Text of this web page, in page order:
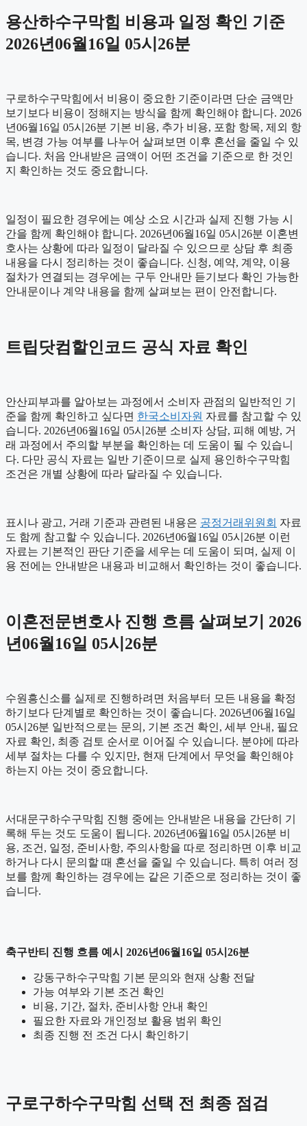
용산하수구막힘 비용과 일정 확인 기준
2026년06월16일 05시26분
구로하수구막힘에서 비용이 중요한 기준이라면 단순 금액만
보기보다 비용이 정해지는 방식을 함께 확인해야 합니다. 2026
년06월16일 05시26분 기본 비용, 추가 비용, 포함 항목, 제외 항
목, 변경 가능 여부를 나누어 살펴보면 이후 혼선을 줄일 수 있
습니다. 처음 안내받은 금액이 어떤 조건을 기준으로 한 것인
지 확인하는 것도 중요합니다.
일정이 필요한 경우에는 예상 소요 시간과 실제 진행 가능 시
간을 함께 확인해야 합니다. 2026년06월16일 05시26분 이혼변
호사는 상황에 따라 일정이 달라질 수 있으므로 상담 후 최종
내용을 다시 정리하는 것이 좋습니다. 신청, 예약, 계약, 이용
절차가 연결되는 경우에는 구두 안내만 듣기보다 확인 가능한
안내문이나 계약 내용을 함께 살펴보는 편이 안전합니다.
트립닷컴할인코드 공식 자료 확인
안산피부과를 알아보는 과정에서 소비자 관점의 일반적인 기
준을 함께 확인하고 싶다면 한국소비자원 자료를 참고할 수 있
습니다. 2026년06월16일 05시26분 소비자 상담, 피해 예방, 거
래 과정에서 주의할 부분을 확인하는 데 도움이 될 수 있습니
다. 다만 공식 자료는 일반 기준이므로 실제 용인하수구막힘
조건은 개별 상황에 따라 달라질 수 있습니다.
표시나 광고, 거래 기준과 관련된 내용은 공정거래위원회 자료
도 함께 참고할 수 있습니다. 2026년06월16일 05시26분 이런
자료는 기본적인 판단 기준을 세우는 데 도움이 되며, 실제 이
용 전에는 안내받은 내용과 비교해서 확인하는 것이 좋습니다.
이혼전문변호사 진행 흐름 살펴보기 2026
년06월16일 05시26분
수원흥신소를 실제로 진행하려면 처음부터 모든 내용을 확정
하기보다 단계별로 확인하는 것이 좋습니다. 2026년06월16일
05시26분 일반적으로는 문의, 기본 조건 확인, 세부 안내, 필요
자료 확인, 최종 검토 순서로 이어질 수 있습니다. 분야에 따라
세부 절차는 다를 수 있지만, 현재 단계에서 무엇을 확인해야
하는지 아는 것이 중요합니다.
서대문구하수구막힘 진행 중에는 안내받은 내용을 간단히 기
록해 두는 것도 도움이 됩니다. 2026년06월16일 05시26분 비
용, 조건, 일정, 준비사항, 주의사항을 따로 정리하면 이후 비교
하거나 다시 문의할 때 혼선을 줄일 수 있습니다. 특히 여러 정
보를 함께 확인하는 경우에는 같은 기준으로 정리하는 것이 좋
습니다.
축구반티 진행 흐름 예시 2026년06월16일 05시26분
강동구하수구막힘 기본 문의와 현재 상황 전달
가능 여부와 기본 조건 확인
비용, 기간, 절차, 준비사항 안내 확인
필요한 자료와 개인정보 활용 범위 확인
최종 진행 전 조건 다시 확인하기
구로구하수구막힘 선택 전 최종 점검